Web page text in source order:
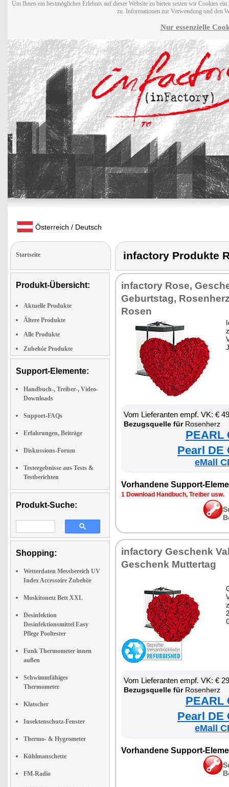
Um Ihnen ein bestmögliches Erlebnis auf dieser Website zu bieten setzen wir Cookies
zu. Informationen zur Verwendung und den
Nur essenzielle
Österreich / Deutsch
Startseite
Produkt-Übersicht:
Aktuelle Produkte
Ältere Produkte
Alle Produkte
Zubehör Produkte
Support-Elemente:
Handbuch-, Treiber-, Video-
Downloads
Support-FAQs
Erfahrungen, Beiträge
Diskussions-Forum
Testergebnisse aus Tests &
Testberichten
Produkt-Suche:
Shopping:
Wetterdaten Messbereich UV
Index Accessoire Zubehör
Moskitonetz Bett XXL
Desinfektion
Desinfektionsmittel Easy
Pflege Pooltester
Funk Thermometer innen
außen
Schwimmfähiges
Thermometer
Klatscher
Insektenschutz-Fenster
Thermo- & Hygrometer
Kühlmanschette
FM-Radio
infactory Produkte
infactory Rose,
Geburtstag,
Rosen
Vom Lieferanten empf. VK: €
Bezugsquelle fürRosenherz
PEARL
Pearl DE
eMall
Vorhandene Support-
1 Download Handbuch, Treiber usw.
infactory Geschenk
Geschenk Muttertag
Vom Lieferanten empf. VK: €
Bezugsquelle fürRosenherz
PEARL
Pearl DE
eMall
Vorhandene Support-